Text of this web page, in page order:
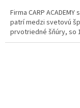
Firma CARP
patrí medzi svetovú
prvotriedné šňúry, so